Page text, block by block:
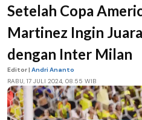
Setelah Copa
Martinez Ingin
dengan Inter Milan
Editor | Andri Ananto
RABU, 17 JULI 2024, 08.55 WIB